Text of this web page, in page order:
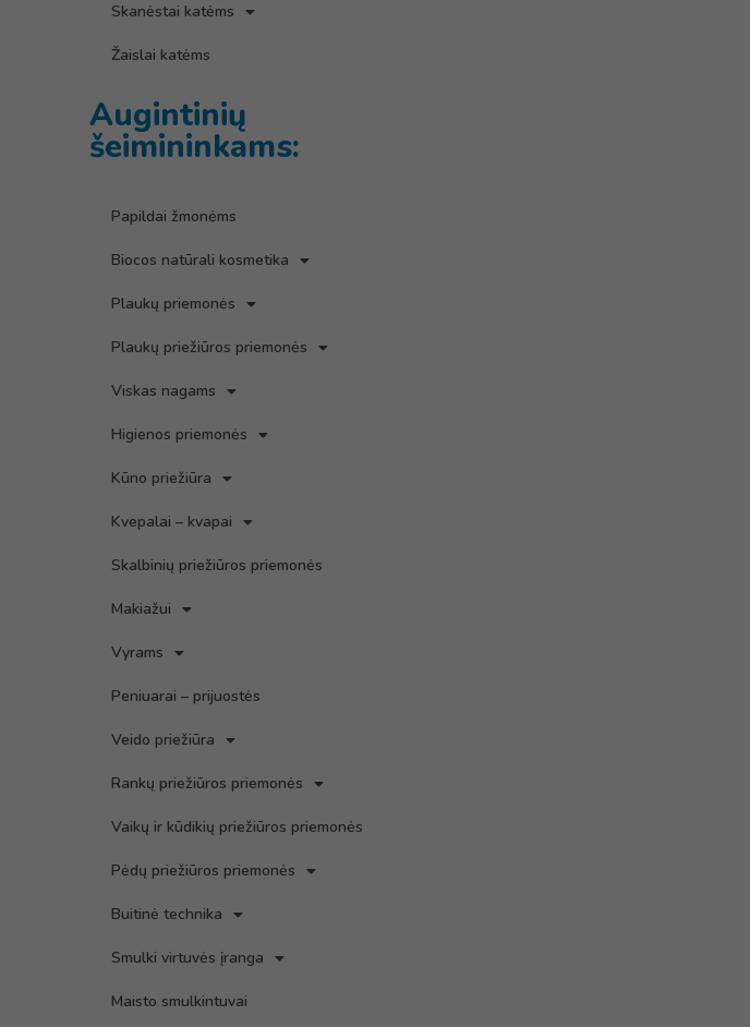
Skanėstai katėms
Žaislai katėms
Augintinių
šeimininkams:
Papildai žmonėms
Biocos natūrali kosmetika
Plaukų priemonės
Plaukų priežiūros priemonės
Viskas nagams
Higienos priemonės
Kūno priežiūra
Kvepalai – kvapai
Skalbinių priežiūros priemonės
Makiažui
Vyrams
Peniuarai – prijuostės
Veido priežiūra
Rankų priežiūros priemonės
Vaikų ir kūdikių priežiūros priemonės
Pėdų priežiūros priemonės
Buitinė technika
Smulki virtuvės įranga
Maisto smulkintuvai